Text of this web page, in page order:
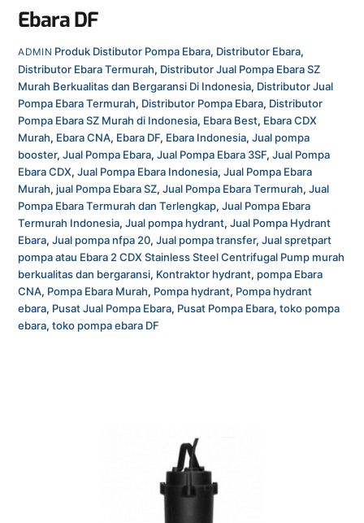
Ebara DF
ADMIN Produk Distibutor Pompa Ebara, Distributor Ebara,
Distributor Ebara Termurah, Distributor Jual Pompa Ebara SZ
Murah Berkualitas dan Bergaransi Di Indonesia, Distributor Jual
Pompa Ebara Termurah, Distributor Pompa Ebara, Distributor
Pompa Ebara SZ Murah di Indonesia, Ebara Best, Ebara CDX
Murah, Ebara CNA, Ebara DF, Ebara Indonesia,Jual pompa
booster,Jual Pompa Ebara,Jual Pompa Ebara 3SF,Jual Pompa
Ebara CDX,Jual Pompa Ebara Indonesia,Jual Pompa Ebara
Murah, jual Pompa Ebara SZ,Jual Pompa Ebara Termurah,Jual
Pompa Ebara Termurah dan Terlengkap,Jual Pompa Ebara
Termurah Indonesia,Jual pompa hydrant,Jual Pompa Hydrant
Ebara,Jual pompa nfpa 20,Jual pompa transfer,Jual spretpart
pompa atau Ebara 2 CDX Stainless Steel Centrifugal Pump murah
berkualitas dan bergaransi, Kontraktor hydrant, pompa Ebara
CNA, Pompa Ebara Murah, Pompa hydrant, Pompa hydrant
ebara, Pusat Jual Pompa Ebara, Pusat Pompa Ebara,toko pompa
ebara,toko pompa ebara DF